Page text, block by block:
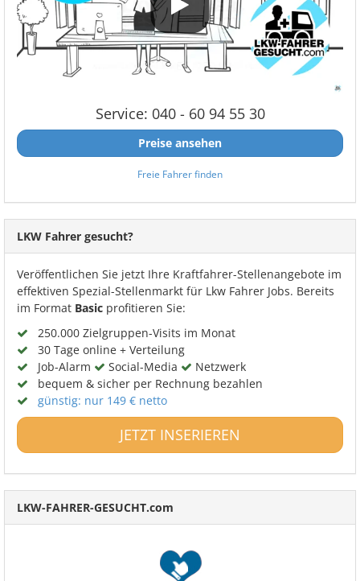
Service: 040 - 60 94 55 30
Preise ansehen
Freie Fahrer finden
LKW Fahrer gesucht?
Veröffentlichen Sie jetzt Ihre Kraftfahrer-Stellenangebote im
effektiven Spezial-Stellenmarkt für Lkw Fahrer Jobs. Bereits
im Format Basic profitieren Sie:
250.000 Zielgruppen-Visits im Monat
30 Tage online + Verteilung
Job-Alarm
Social-Media
Netzwerk
bequem & sicher per Rechnung bezahlen
günstig: nur 149 € netto
JETZT INSERIEREN
LKW-FAHRER-GESUCHT.com